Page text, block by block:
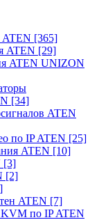
[365]
ATEN [29]
ATEN UNIZON
[34]
ATEN
по IP ATEN [25]
ATEN [10]
[3]
[2]
ATEN [7]
по IP ATEN